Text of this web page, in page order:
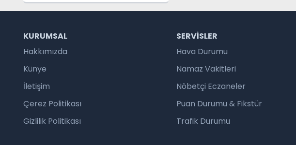
KURUMSAL
Hakkımızda
Künye
İletişim
Çerez Politikası
Gizlilik Politikası
SERVISLER
Hava Durumu
Namaz Vakitleri
Nöbetçi Eczaneler
Puan Durumu & Fikstür
Trafik Durumu